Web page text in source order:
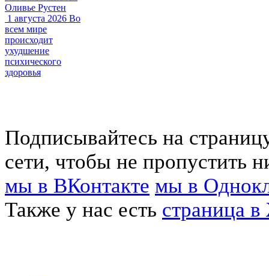
Оливье Рустен
1 августа 2026 Во
всем мире
происходит
ухудшение
психического
здоровья
Подписывайтесь на
сети, чтобы не пропустить
мы в ВКонтакте мы в
Также у нас есть страница